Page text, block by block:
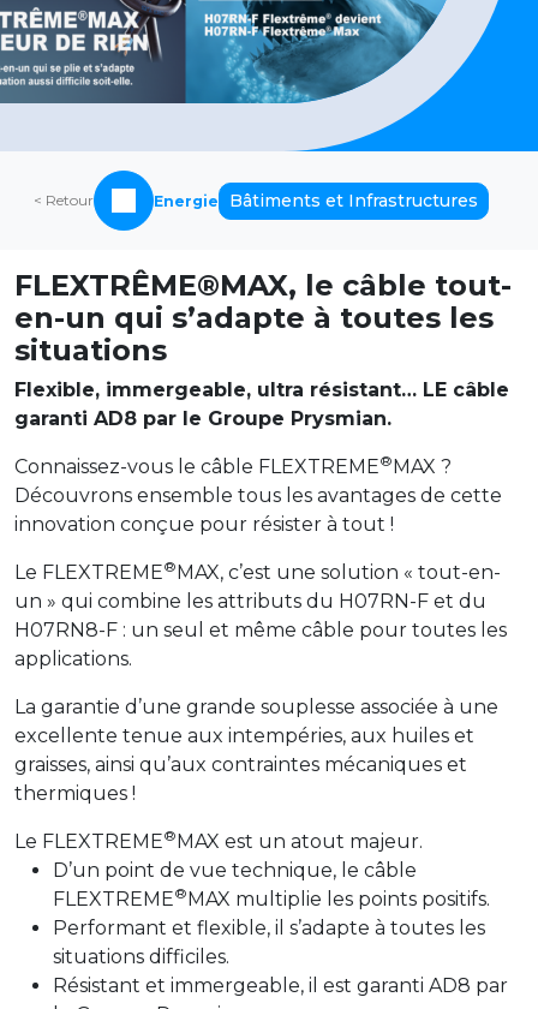
< Retour Energie Bâtiments et Infrastructures
FLEXTRÊME®MAX, le câble tout-
en-un qui s’adapte à toutes les
situations
Flexible, immergeable, ultra résistant… LE câble
garanti AD8 par le Groupe Prysmian.
Connaissez-vous le câble FLEXTREME®MAX ?
Découvrons ensemble tous les avantages de cette
innovation conçue pour résister à tout !
Le FLEXTREME®MAX, c’est une solution « tout-en-
un » qui combine les attributs du H07RN-F et du
H07RN8-F : un seul et même câble pour toutes les
applications.
La garantie d’une grande souplesse associée à une
excellente tenue aux intempéries, aux huiles et
graisses, ainsi qu’aux contraintes mécaniques et
thermiques !
Le FLEXTREME®MAX est un atout majeur.
D’un point de vue technique, le câble
FLEXTREME®MAX multiplie les points positifs.
Performant et flexible, il s’adapte à toutes les
situations difficiles.
Résistant et immergeable, il est garanti AD8 par